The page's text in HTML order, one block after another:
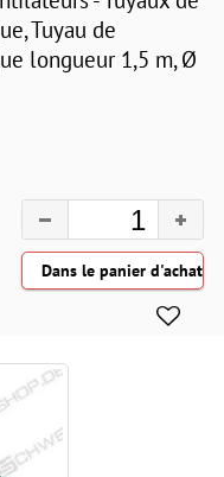
Tuyau de
longueur 1,5 m, Ø